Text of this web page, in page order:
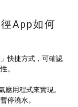
App如何
快捷方式，可確認
。
應用程式來實現。
停澆水。